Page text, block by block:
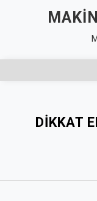
DIKKAT